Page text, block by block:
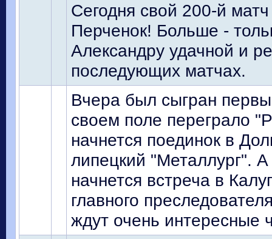
Сегодня свой 200-й
Перченок! Больше -
Александру удачной и
последующих матчах.
Вчера был сыгран
своем поле переграло
начнется поединок в
липецкий "Металлург".
начнется встреча в
главного
ждут очень интересные